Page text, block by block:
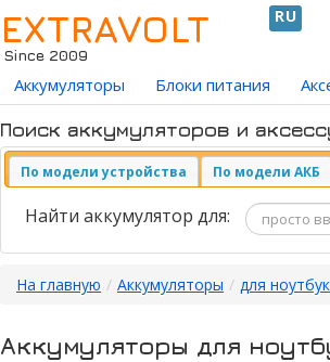
EXTRAVOLT
Since 2009
RU
Аккумуляторы Блоки питания
Поиск аккумуляторов и
По модели устройства По модели АКБ
Найти аккумулятор для:
На главную / Аккумуляторы / для
Аккумуляторы для